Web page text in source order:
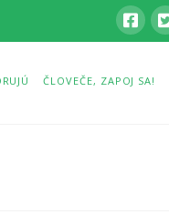
ČLOVEČE, ZAPOJ SA!